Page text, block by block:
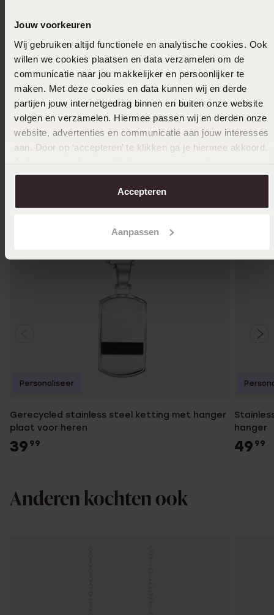
Jouw voorkeuren
Wij gebruiken altijd functionele en analytische cookies. Ook
willen we cookies plaatsen en data verzamelen om de
communicatie naar jou makkelijker en persoonlijker te
maken. Met deze cookies en data kunnen wij en derde
partijen jouw internetgedrag binnen en buiten onze website
volgen en verzamelen. Hiermee passen wij en derden onze
website, advertenties en communicatie aan jouw interesses
aan. Door op ‘accepteren’ te klikken ga je hiermee akkoord.
over in onscookiebeleid.
Accepteren
Aanpassen
Toon meer
Selecteer maat & bestel
Ook leuk voor jou
Gerecycled stainless steel ketting met hanger
plaat voor heren
39 99
Personaliseer
hanger
49 99
Anderen kochten ook